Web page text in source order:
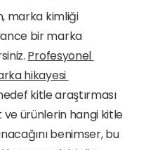
marka kimliği
bir marka
Profesyonel
hikayesi
kitle araştırması
ürünlerin hangi kitle
benimser, bu